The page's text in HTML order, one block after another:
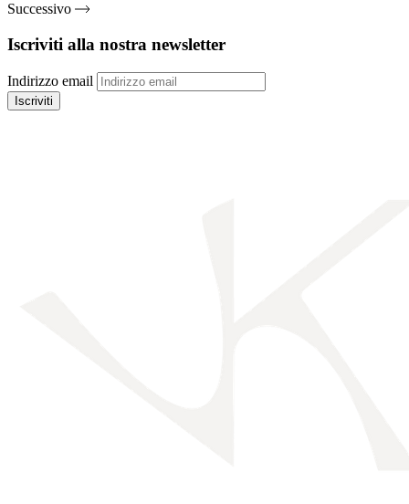
Successivo
Iscriviti alla nostra newsletter
Indirizzo email
Iscriviti